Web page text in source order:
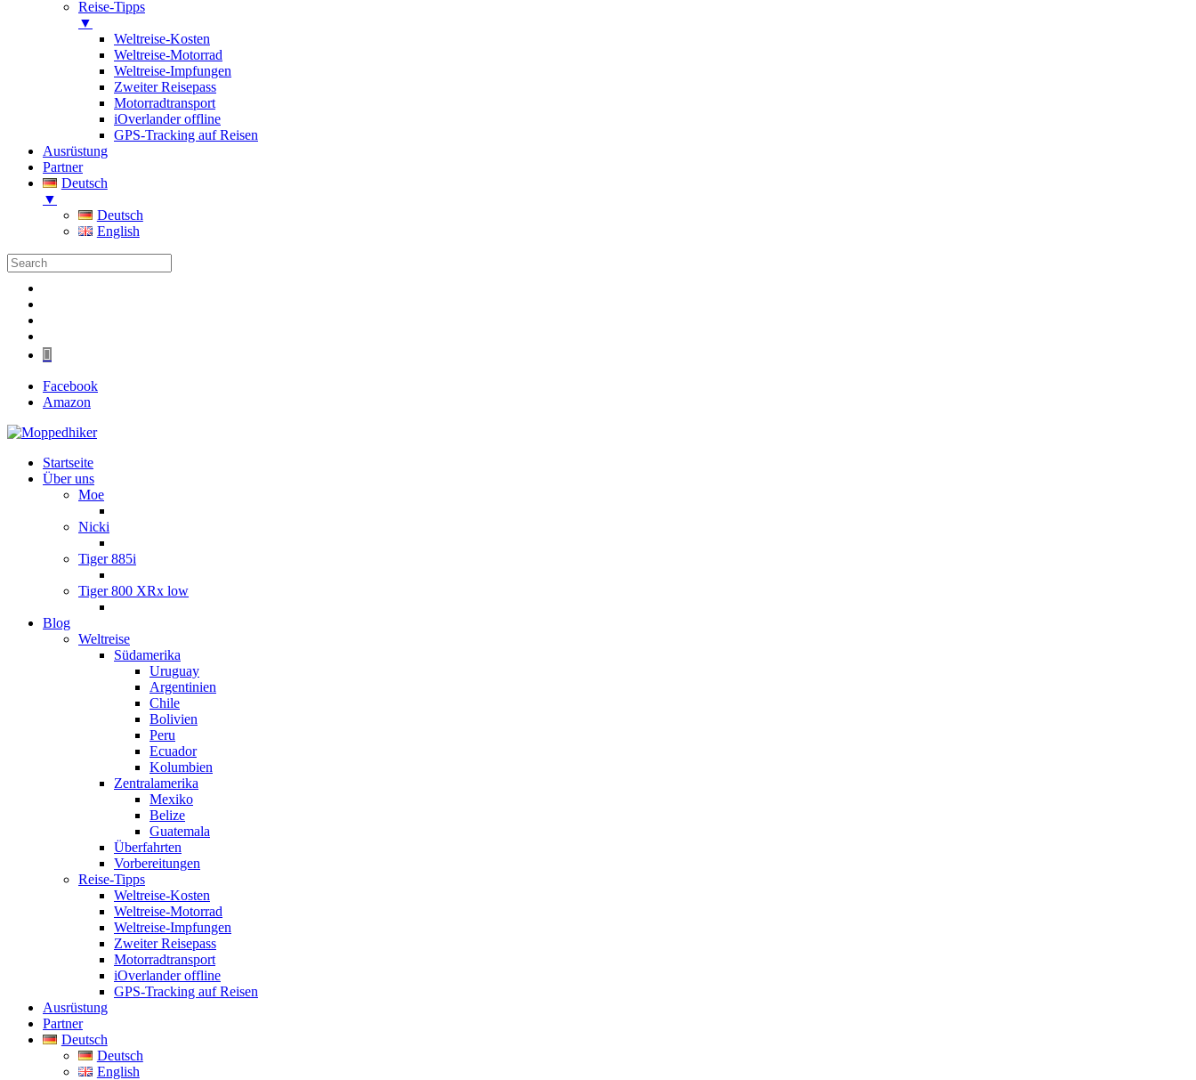
Reise-Tipps
▼
Weltreise-Kosten
Weltreise-Motorrad
Weltreise-Impfungen
Zweiter Reisepass
Motorradtransport
iOverlander offline
GPS-Tracking auf Reisen
Ausrüstung
Partner
Deutsch
▼
Deutsch
English
Facebook
Amazon
Startseite
Über uns
Moe
Nicki
Tiger 885i
Tiger 800 XRx low
Blog
Weltreise
Südamerika
Uruguay
Argentinien
Chile
Bolivien
Peru
Ecuador
Kolumbien
Zentralamerika
Mexiko
Belize
Guatemala
Überfahrten
Vorbereitungen
Reise-Tipps
Weltreise-Kosten
Weltreise-Motorrad
Weltreise-Impfungen
Zweiter Reisepass
Motorradtransport
iOverlander offline
GPS-Tracking auf Reisen
Ausrüstung
Partner
Deutsch
Deutsch
English